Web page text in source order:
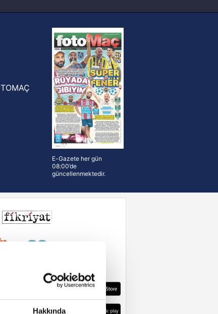
Hakkında
Meksika Ligi
Atlas'ın yeni teknik direktörü
E-Gazete her gün
08:00’de
güncellenmektedir.